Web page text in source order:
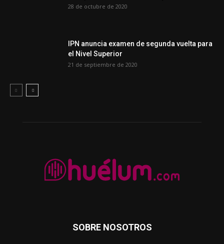
28 de octubre de 2020
IPN anuncia examen de segunda vuelta para
el Nivel Superior
21 de septiembre de 2020
SOBRE NOSOTROS